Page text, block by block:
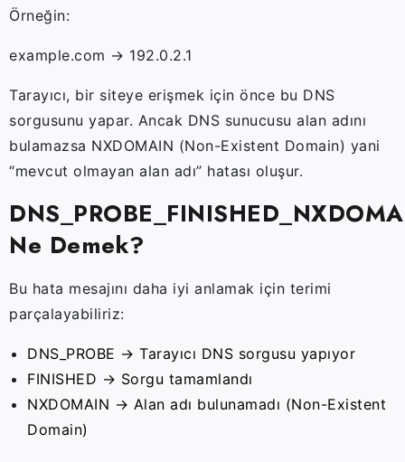
Örneğin:
example.com → 192.0.2.1
Tarayıcı, bir siteye erişmek için önce bu DNS
sorgusunu yapar. Ancak DNS sunucusu alan adını
bulamazsa NXDOMAIN (Non-Existent Domain) yani
“mevcut olmayan alan adı” hatası oluşur.
Ne Demek?
Bu hata mesajını daha iyi anlamak için terimi
parçalayabiliriz:
DNS_PROBE → Tarayıcı DNS sorgusu yapıyor
FINISHED → Sorgu tamamlandı
NXDOMAIN → Alan adı bulunamadı (Non-Existent
Domain)